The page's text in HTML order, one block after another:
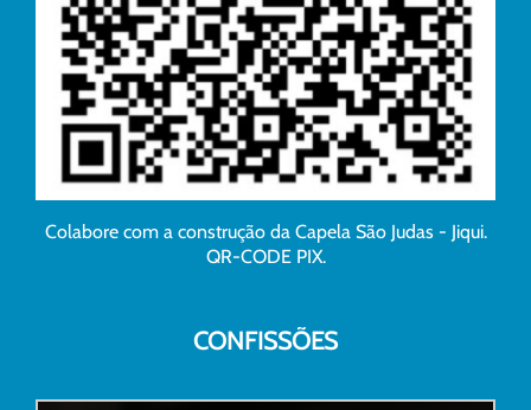
Colabore com a construção da Capela São Judas - Jiqui.
QR-CODE PIX.
CONFISSÕES